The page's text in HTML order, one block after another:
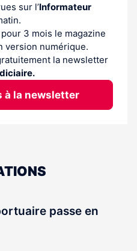
sur l’Informateur
3 mois le magazine
version numérique.
la newsletter
à la newsletter
passe en